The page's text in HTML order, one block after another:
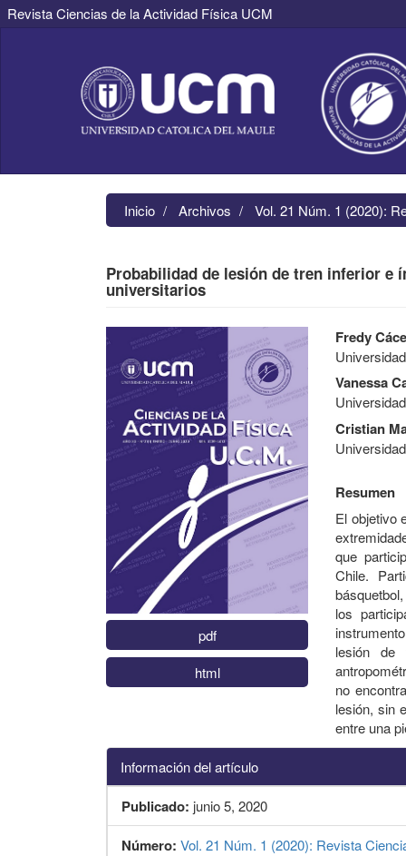
Revista Ciencias de la Actividad Física UCM
Contenido
principal
Inicio Archivos Vol. 21 Núm. 1 (2020):
Probabilidad de lesión de tren inferior e
universitarios
Barra
lateral
del
artículo
pdf
html
Contenido
principal
del
artículo
Fredy
Vanessa
Cristian
Resumen
El objetivo
que
Chile.
los
lesión de
no
lesión, sin
entre una
Información del artículo
Publicado: junio 5, 2020
Número: Vol. 21 Núm. 1 (2020): Revista